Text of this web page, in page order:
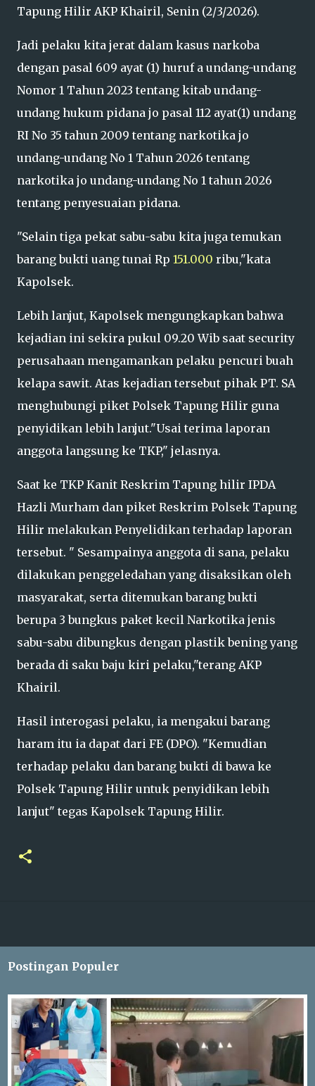
Tapung Hilir AKP Khairil, Senin (2/3/2026).
Jadi pelaku kita jerat dalam kasus narkoba
dengan pasal 609 ayat (1) huruf a undang-undang
Nomor 1 Tahun 2023 tentang kitab undang-
undang hukum pidana jo pasal 112 ayat(1) undang
RI No 35 tahun 2009 tentang narkotika jo
undang-undang No 1 Tahun 2026 tentang
narkotika jo undang-undang No 1 tahun 2026
tentang penyesuaian pidana.
"Selain tiga pekat sabu-sabu kita juga temukan
barang bukti uang tunai Rp 151.000 ribu,"kata
Kapolsek.
Lebih lanjut, Kapolsek mengungkapkan bahwa
kejadian ini sekira pukul 09.20 Wib saat security
perusahaan mengamankan pelaku pencuri buah
kelapa sawit. Atas kejadian tersebut pihak PT. SA
menghubungi piket Polsek Tapung Hilir guna
penyidikan lebih lanjut."Usai terima laporan
anggota langsung ke TKP," jelasnya.
Saat ke TKP Kanit Reskrim Tapung hilir IPDA
Hazli Murham dan piket Reskrim Polsek Tapung
Hilir melakukan Penyelidikan terhadap laporan
tersebut. " Sesampainya anggota di sana, pelaku
dilakukan penggeledahan yang disaksikan oleh
masyarakat, serta ditemukan barang bukti
berupa 3 bungkus paket kecil Narkotika jenis
sabu-sabu dibungkus dengan plastik bening yang
berada di saku baju kiri pelaku,"terang AKP
Khairil.
Hasil interogasi pelaku, ia mengakui barang
haram itu ia dapat dari FE (DPO). "Kemudian
terhadap pelaku dan barang bukti di bawa ke
Polsek Tapung Hilir untuk penyidikan lebih
lanjut" tegas Kapolsek Tapung Hilir.
Postingan Populer